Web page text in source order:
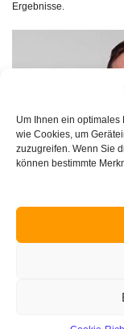
Um Ihnen ein
wie Cookies, um
zuzugreifen. Wenn Sie
können bestimmte
Ergebnisse.